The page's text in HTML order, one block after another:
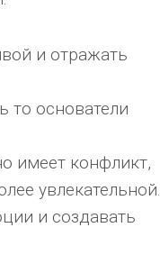
и отражать
то основатели
имеет конфликт,
увлекательной.
и создавать